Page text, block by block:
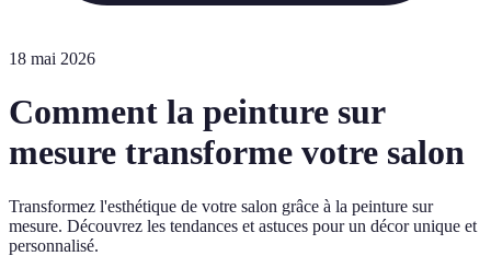
18 mai 2026
Comment la peinture sur
mesure transforme votre salon
Transformez l'esthétique de votre salon grâce à la peinture sur
mesure. Découvrez les tendances et astuces pour un décor unique et
personnalisé.